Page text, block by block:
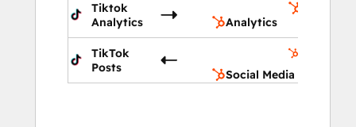
Tiktok
Analytics
Analytics
TikTok
Posts
Social Media